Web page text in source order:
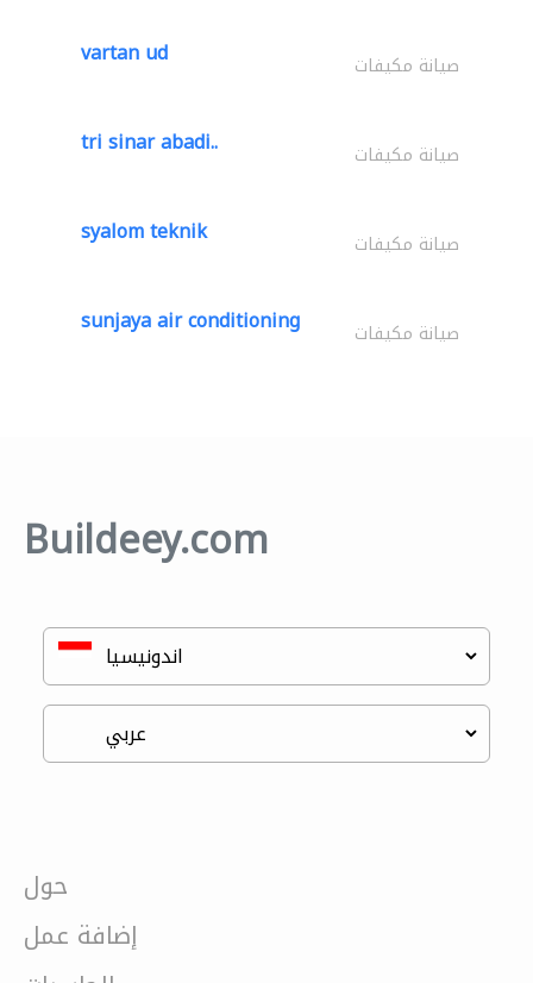
vartan ud صيانة مكيفات
tri sinar abadi.. صيانة مكيفات
syalom teknik صيانة مكيفات
sunjaya air conditioning صيانة مكيفات
Buildeey.com
حول
إضافة عمل